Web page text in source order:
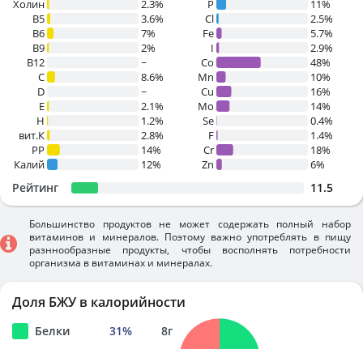
Холин
2.3%
B5
3.6%
B6
7%
B9
2%
B12
~
C
8.6%
D
~
E
2.1%
H
1.2%
вит.К
2.8%
PP
14%
Калий
12%
P
11%
Cl
2.5%
Fe
5.7%
I
2.9%
Co
48%
Mn
10%
Cu
16%
Mo
14%
Se
0.4%
F
1.4%
Cr
18%
Zn
6%
Рейтинг 11.5
Большинство продуктов не может содержать полный набор
витаминов и минералов. Поэтому важно употреблять в пищу
разннообразные продукты, чтобы восполнять потребности
организма в витаминах и минералах.
Доля БЖУ в калорийности
Белки 31% 8г